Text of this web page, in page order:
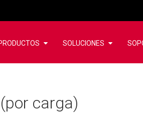
SOLUCIONES
carga)